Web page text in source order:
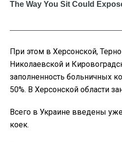
При этом в Херсонской,
Николаевской и
заполненность больничных
50%. В Херсонской области
Всего в Украине введены
коек.